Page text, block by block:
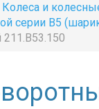
Колеса и
серии B5